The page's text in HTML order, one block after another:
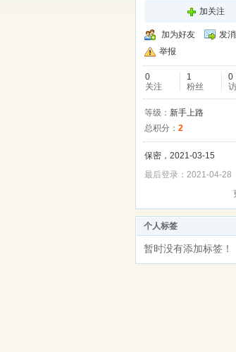
加关注
加为好友
发
举报
0
关注
1
粉丝
0
等级： 新手上路
总积分： 2
保密，2021-03-15
最后登录：2021-04-28
个人标签
暂时没有添加标签！